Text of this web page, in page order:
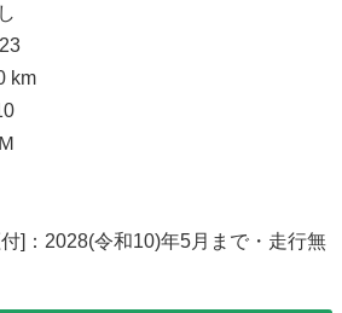
km
：2028(令和10)年5月まで・走行無